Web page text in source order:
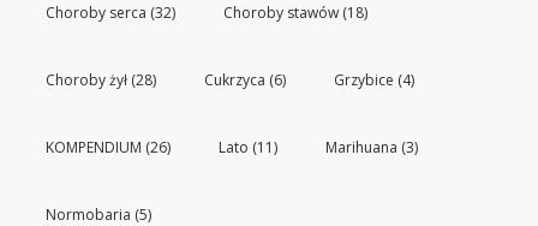
Choroby serca (32) Choroby stawów (18)
Choroby żył (28) Cukrzyca (6) Grzybice (4)
KOMPENDIUM (26) Lato (11) Marihuana (3)
Normobaria (5)